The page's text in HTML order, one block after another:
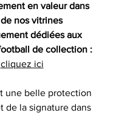
en valeur dans
nos vitrines
dédiées aux
de collection :
cliquez ici
une belle protection
de la signature dans